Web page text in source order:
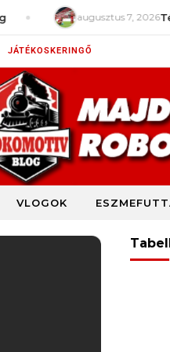
augusztus 7, 2026Tényleg itt a
JÁTÉKOSKERINGŐ
VLOGOK